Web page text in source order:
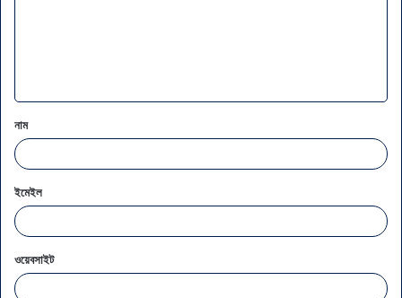
নাম
ইমেইল
ওয়েবসাইট